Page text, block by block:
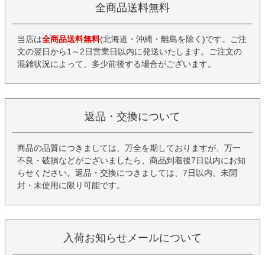
全商品送料無料
当店は全商品送料無料(北海道・沖縄・離島を除く)です。ご注
文の翌日から1～2日営業日以内に発送いたします。ご注文の
混雑状況によって、多少前後する場合がございます。
返品・交換について
商品の品質につきましては、万全を期しておりますが、万一
不良・破損などがございましたら、商品到着後7日以内にお知
らせください。返品・交換につきましては、7日以内、未開
封・未使用に限り可能です。
入荷お知らせメールについて